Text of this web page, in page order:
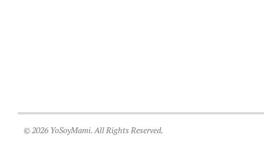
© 2026 YoSoyMami. All Rights Reserved.